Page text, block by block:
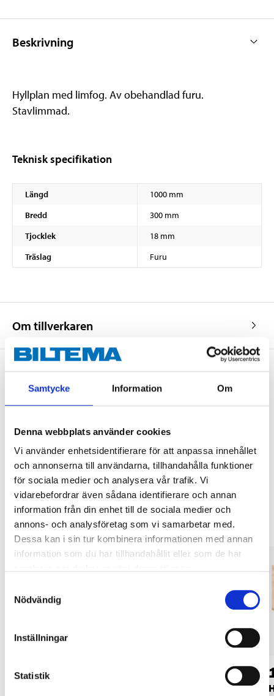
Samtycke Information Om
Denna webbplats använder cookies
Vi använder enhetsidentifierare för att anpassa innehållet
och annonserna till användarna, tillhandahålla funktioner
för sociala medier och analysera vår trafik. Vi
vidarebefordrar även sådana identifierare och annan
information från din enhet till de sociala medier och
annons- och analysföretag som vi samarbetar med.
Dessa kan i sin tur kombinera informationen med annan
information som du har tillhandahållit eller som de har
Nödvändig
Inställningar
Statistik
Beskrivning
Hyllplan med limfog. Av obehandlad furu.
Stavlimmad.
Teknisk specifikation
Längd
1000 mm
Bredd
300 mm
Tjocklek
18 mm
Träslag
Furu
Om tillverkaren
tjänsten och våra villkor.
Andra kunder köpte också
129:-